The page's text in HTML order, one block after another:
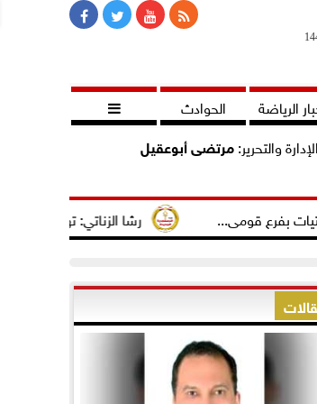
الرياضة الحوادث

والتحرير:مرتضى أبوعقيل
رشا الزناتي: تهنئ النائب مصطفى